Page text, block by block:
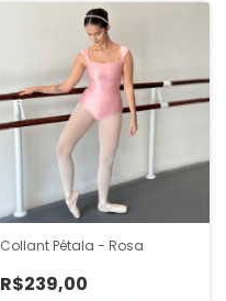
Collant Pétala - Rosa
R$239,00